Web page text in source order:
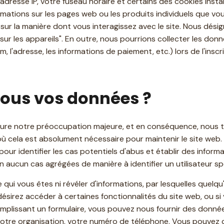
sur les pages web ou les produits individuels que
la manière dont vous interagissez avec le site. Nous
les appareils". En outre, nous pourrions collecter les
l'adresse, les informations de paiement, etc.) lors de
vos données ?
notre préoccupation majeure, et en conséquence, nous
cela est absolument nécessaire pour maintenir le site
identifier les cas potentiels d'abus et établir des
cas agrégées de manière à identifier un utilisateur
vous êtes ni révéler d'informations, par lesquelles
accéder à certaines fonctionnalités du site web, ou
un formulaire, vous pouvez nous fournir des
organisation, votre numéro de téléphone. Vous